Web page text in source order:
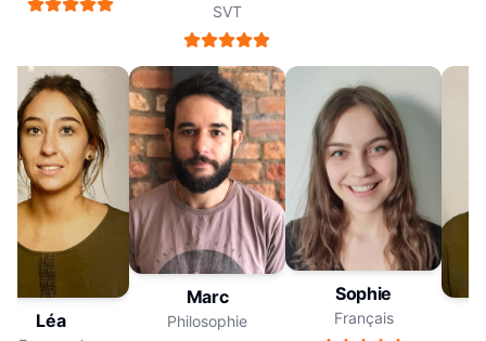
SVT
Léa
Marc
Philosophie
Sophie
Français